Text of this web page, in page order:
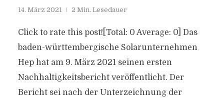
14. März 2021 2 Min. Lesedauer
Click to rate this post![Total: 0 Average: 0] Das
baden-württembergische Solarunternehmen
Hep hat am 9. März 2021 seinen ersten
Nachhaltigkeitsbericht veröffentlicht. Der
Bericht sei nach der Unterzeichnung der